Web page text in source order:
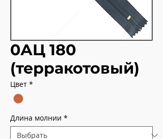
0АЦ 180
(терракотовый)
Цвет *
Длина молнии *